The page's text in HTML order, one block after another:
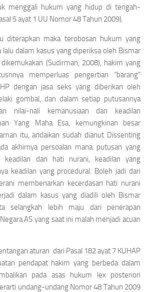
menggali hukum yang hidup di tengah-
5 ayat 1 UU Nomor 48 Tahun 2009).
diterapkan maka terobosan hukum yang
dalam kasus yang diperiksa oleh Bismar
(Sudirman, 2008), hakim yang
memperluas pengertian “barang”
dengan jasa seks yang diberikan oleh
gombal, dan dalam setiap putusannya
nilai-nali kemanusiaan dan keadilan
Yang Maha Esa, kemungkinan besar
itu, andaikan sudah dianut Dissenting
akhirnya persoalan mana putusan yang
keadilan dan hati nurani, keadilan yang
keadilan yang procedural. Boleh jadi dari
membenarkan kecerdasan hati nurani
dalam kasus yang diadili oleh Bismar
selangkah lebih maju dari penerapan
AS yang saat ini malah menjadi acuan
aturan dari Pasal 182 ayat 7 KUHAP
pendapat hakim yang berbeda dalam
pada asas hukum lex posteriori
undang-undang Nomor 48 Tahun 2009